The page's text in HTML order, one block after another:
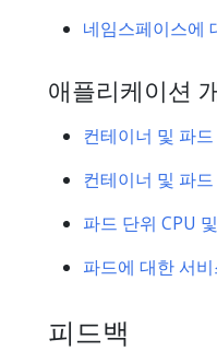
네임스페이스에
애플리케이션
컨테이너 및 파
컨테이너 및 파
파드 단위 CPU
파드에 대한 서
피드백